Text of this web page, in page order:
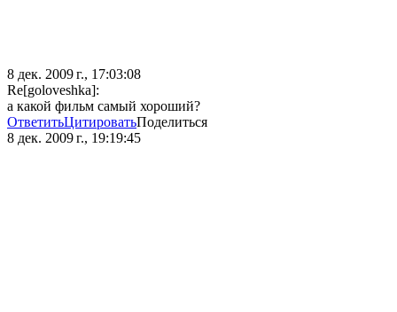
8 дек. 2009 г., 17:03:08
Re[goloveshka]:
а какой фильм самый хороший?
ОтветитьЦитироватьПоделиться
8 дек. 2009 г., 19:19:45